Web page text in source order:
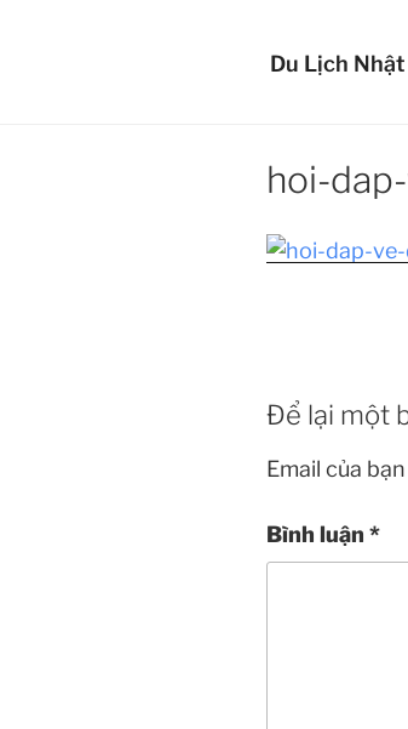
Du Lịch
hoi-
Để lại một
Email của
Bình luận *